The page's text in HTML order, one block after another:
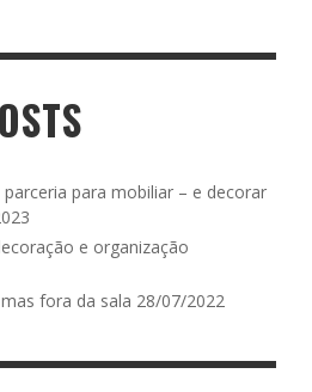
para mobiliar – e decorar
e organização
fora da sala 28/07/2022